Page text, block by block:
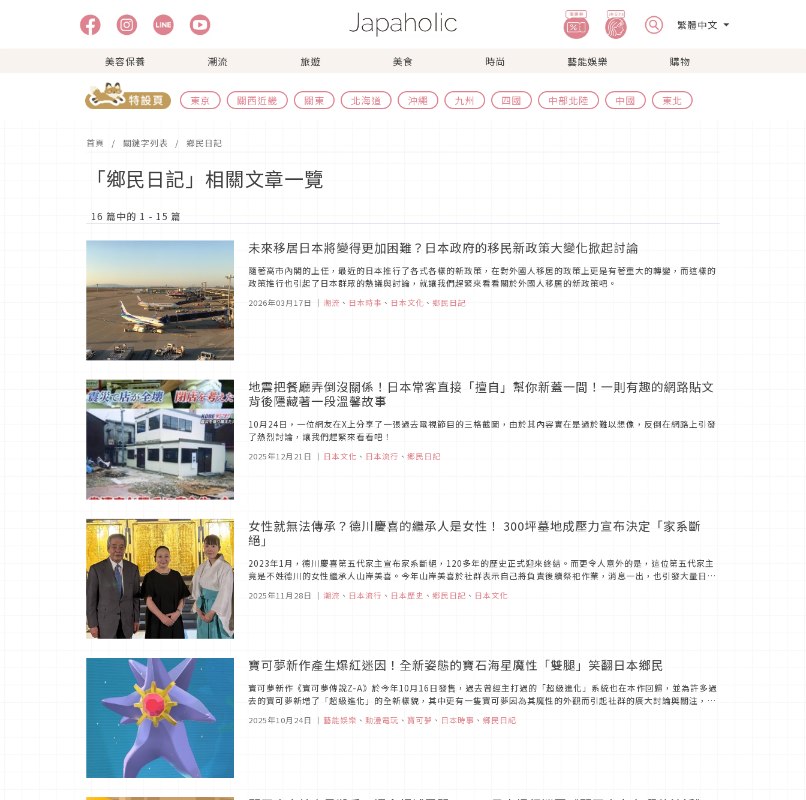
繁體中文
美容保養 潮流 旅遊 美食 時尚 藝能娛樂 購物
東京 關西近畿 關東 北海道 沖繩 九州 四國 中部北陸 中國 東北
首頁 關鍵字列表 鄉民日記
「鄉民日記」相關文章一覽
16 篇中的 1 - 15 篇
未來移居日本將變得更加困難？日本政府的移民新政策大變化掀起討論
隨著高市內閣的上任，最近的日本推行了各式各樣的新政策，在對外國人移居的政策上更是有著重大的轉變，而這樣的
政策推行也引起了日本群眾的熱議與討論，就讓我們趕緊來看看關於外國人移居的新政策吧。
2026年03月17日 ｜ 潮流 、 日本時事 、 日本文化 、 鄉民日記
地震把餐廳弄倒沒關係！日本常客直接「擅自」幫你新蓋一間！一則有趣的網路貼文
背後隱藏著一段溫馨故事
10月24日，一位網友在X上分享了一張過去電視節目的三格截圖，由於其內容實在是過於難以想像，反倒在網路上引發
了熱烈討論，讓我們趕緊來看看吧！
2025年12月21日 ｜ 日本文化 、 日本流行 、 鄉民日記
女性就無法傳承？德川慶喜的繼承人是女性！ 300坪墓地成壓力宣布決定「家系斷
絕」
2023年1月，德川慶喜第五代家主宣布家系斷絕，120多年的歷史正式迎來終結。而更令人意外的是，這位第五代家主
竟是不姓德川的女性繼承人山岸美喜。今年山岸美喜於社群表示自己將負責後續祭祀作業，消息一出，也引發大量日本
網友關注。這位德川慶喜究竟是誰？與德川家康有什麼關係？又為什麼血脈斷絕會令日本民眾感慨...
2025年11月28日 ｜ 潮流 、 日本流行 、 日本歷史 、 鄉民日記 、 日本文化
寶可夢新作產生爆紅迷因！全新姿態的寶石海星魔性「雙腿」笑翻日本鄉民
寶可夢新作《寶可夢傳說Z-A》於今年10月16日發售，過去曾經主打過的「超級進化」系統也在本作回歸，並為許多過
去的寶可夢新增了「超級進化」的全新樣貌，其中更有一隻寶可夢因為其魔性的外觀而引起社群的廣大討論與關注，就
2025年10月24日 ｜ 藝能娛樂 、 動漫電玩 、 寶可夢 、 日本時事 、 鄉民日記